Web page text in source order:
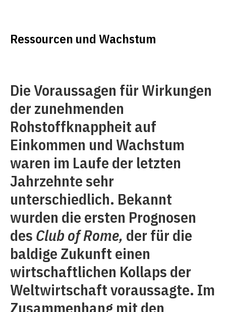
Ressourcen und Wachstum
Die Voraussagen für Wirkungen
der zunehmenden
Rohstoffknappheit auf
Einkommen und Wachstum
waren im Laufe der letzten
Jahrzehnte sehr
unterschiedlich. Bekannt
wurden die ersten Prognosen
des Club of Rome, der für die
baldige Zukunft einen
wirtschaftlichen Kollaps der
Weltwirtschaft voraussagte. Im
Zusammenhang mit den